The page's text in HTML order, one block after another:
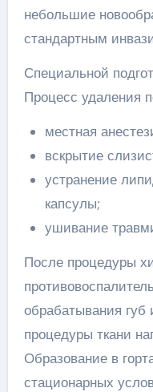
небольшие
стандартным
Специальной
Процесс удаления
местная
вскрытие
устранение
капсулы;
ушивание
После процедуры
обрабатывания
процедуры ткани
Образование в
стационарных